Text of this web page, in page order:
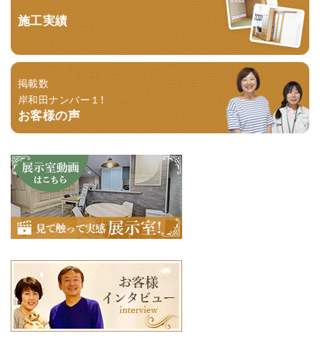
施工実績
掲載数
岸和田ナンバー１！
お客様の声